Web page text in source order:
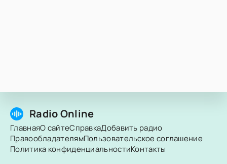
Radio Online
ГлавнаяО сайтеСправкаДобавить радио
ПравообладателямПользовательское соглашение
Политика конфиденциальностиКонтакты